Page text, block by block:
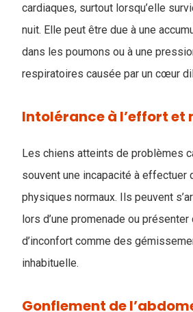
cardiaques, surtout lorsqu’elle
nuit. Elle peut être due à une
dans les poumons ou à une
respiratoires causée par un cœur
Intolérance à l’effort et
Les chiens atteints de problèmes
souvent une incapacité à effectuer
physiques normaux. Ils peuvent
lors d’une promenade ou
d’inconfort comme des
inhabituelle.
Gonflement de